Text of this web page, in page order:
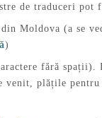
de traduceri pot
Moldova (a se
)
fără
plățile pentru